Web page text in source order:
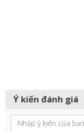
Ý kiến đánh giá